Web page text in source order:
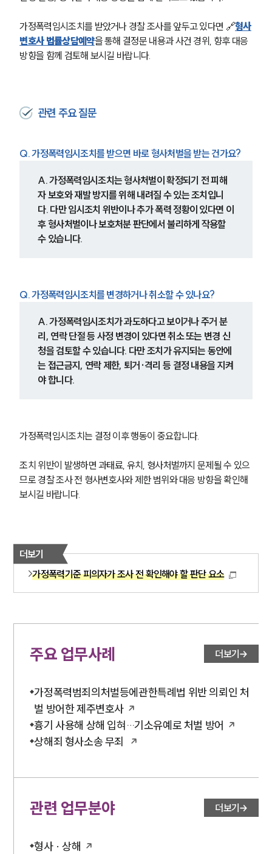
가정폭력임시조치를 받았거나 경찰 조사를 앞두고 있다면 🔗형사
변호사 법률상담예약을 통해 결정문 내용과 사건 경위, 향후 대응
방향을 함께 검토해 보시길 바랍니다.
관련 주요 질문
Q. 가정폭력임시조치를 받으면 바로 형사처벌을 받는 건가요?
A. 가정폭력임시조치는 형사처벌이 확정되기 전 피해
자 보호와 재발 방지를 위해 내려질 수 있는 조치입니
다. 다만 임시조치 위반이나 추가 폭력 정황이 있다면 이
후 형사처벌이나 보호처분 판단에서 불리하게 작용할
수 있습니다.
Q. 가정폭력임시조치를 변경하거나 취소할 수 있나요?
A. 가정폭력임시조치가 과도하다고 보이거나 주거 분
리, 연락 단절 등 사정 변경이 있다면 취소 또는 변경 신
청을 검토할 수 있습니다. 다만 조치가 유지되는 동안에
는 접근금지, 연락 제한, 퇴거·격리 등 결정 내용을 지켜
야 합니다.
가정폭력임시조치는 결정 이후 행동이 중요합니다.
조치 위반이 발생하면 과태료, 유치, 형사처벌까지 문제될 수 있으
므로 경찰 조사 전 형사변호사와 제한 범위와 대응 방향을 확인해
보시길 바랍니다.
더보기
가정폭력기준 피의자가 조사 전 확인해야 할 판단 요소
주요 업무사례 더보기
가정폭력범죄의처벌등에관한특례법 위반 의뢰인 처
벌 방어한 제주변호사
흉기 사용해 상해 입혀…기소유예로 처벌 방어
상해죄 형사소송 무죄
관련 업무분야 더보기
형사 · 상해